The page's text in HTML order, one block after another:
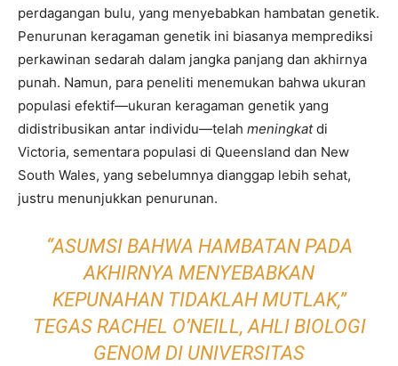
perdagangan bulu, yang menyebabkan hambatan genetik.
Penurunan keragaman genetik ini biasanya memprediksi
perkawinan sedarah dalam jangka panjang dan akhirnya
punah. Namun, para peneliti menemukan bahwa ukuran
populasi efektif—ukuran keragaman genetik yang
didistribusikan antar individu—telah meningkatdi
Victoria, sementara populasi di Queensland dan New
South Wales, yang sebelumnya dianggap lebih sehat,
justru menunjukkan penurunan.
“ASUMSI BAHWA HAMBATAN PADA
AKHIRNYA MENYEBABKAN
KEPUNAHAN TIDAKLAH MUTLAK,”
TEGAS RACHEL O’NEILL, AHLI BIOLOGI
GENOM DI UNIVERSITAS